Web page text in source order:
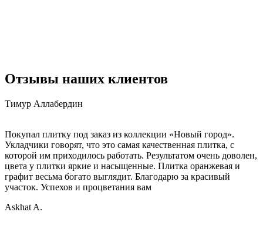
Отзывы наших клиентов
Тимур Аллабердин
Покупал плитку под заказ из коллекции «Новый город».
Укладчики говорят, что это самая качественная плитка, с
которой им приходилось работать. Результатом очень доволен,
цвета у плитки яркие и насыщенные. Плитка оранжевая и
графит весьма богато выглядит. Благодарю за красивый
участок. Успехов и процветания вам
Askhat A.